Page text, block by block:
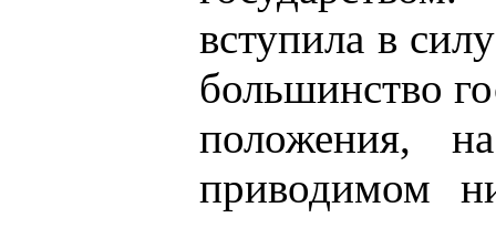
вступила в
большинство
положения,
приводимом